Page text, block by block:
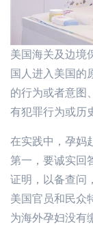
美国海关及边境
国人进入美国的
的行为或者意图
有犯罪行为或历
在实践中，孕妈
第一，要诚实回
证明，以备查问
美国官员和民众
为海外孕妇没有